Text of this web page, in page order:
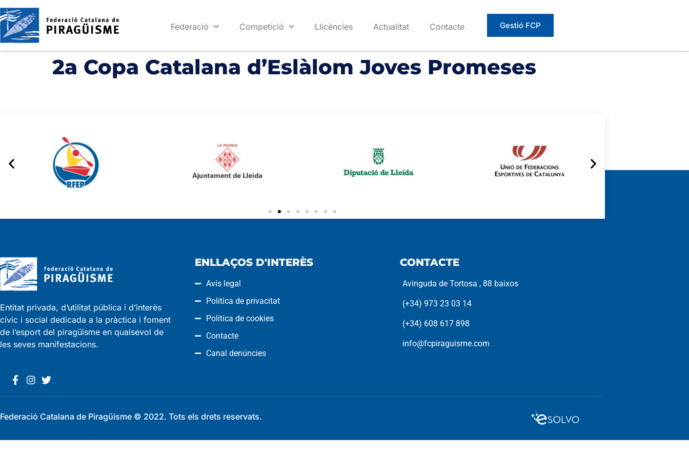
Federació Competició Llicències Actualitat Contacte Gestió FCP
2a Copa Catalana d’Eslàlom Joves Promeses
Entitat privada, d’utilitat pública i d’interès
cívic i social dedicada a la pràctica i foment
de l’esport del piragüisme en qualsevol de
les seves manifestacions.
ENLLAÇOS D'INTERÈS
Avís legal
Política de privacitat
Política de cookies
Contacte
Canal denúncies
CONTACTE
Avinguda de Tortosa , 88 baixos
(+34) 973 23 03 14
(+34) 608 617 898
info@fcpiraguisme.com
Federació Catalana de Piragüisme © 2022. Tots els drets reservats.